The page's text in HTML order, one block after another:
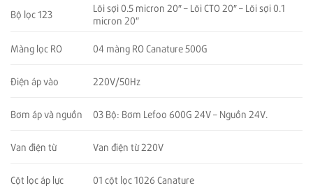
Bộ lọc 123
Lõi sợi 0.5 micron 20″ – Lõi CTO 20″ – Lõi sợi 0.1
micron 20″
Màng lọc RO 04 màng RO Canature 500G
Điện áp vào 220V/50Hz
Bơm áp và nguồn 03 Bộ: Bơm Lefoo 600G 24V – Nguồn 24V.
Van điện từ Van điện từ 220V
Cột lọc áp lực 01 cột lọc 1026 Canature